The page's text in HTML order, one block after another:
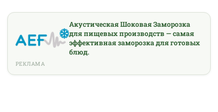
Акустическая Шоковая Заморозка
для пищевых производств — самая
эффективная заморозка для готовых
блюд.
РЕКЛАМА